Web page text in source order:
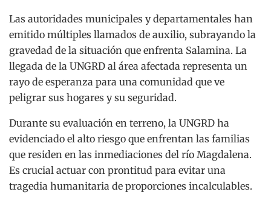
Las autoridades municipales y departamentales han
emitido múltiples llamados de auxilio, subrayando la
gravedad de la situación que enfrenta Salamina. La
llegada de la UNGRD al área afectada representa un
rayo de esperanza para una comunidad que ve
peligrar sus hogares y su seguridad.
Durante su evaluación en terreno, la UNGRD ha
evidenciado el alto riesgo que enfrentan las familias
que residen en las inmediaciones del río Magdalena.
Es crucial actuar con prontitud para evitar una
tragedia humanitaria de proporciones incalculables.